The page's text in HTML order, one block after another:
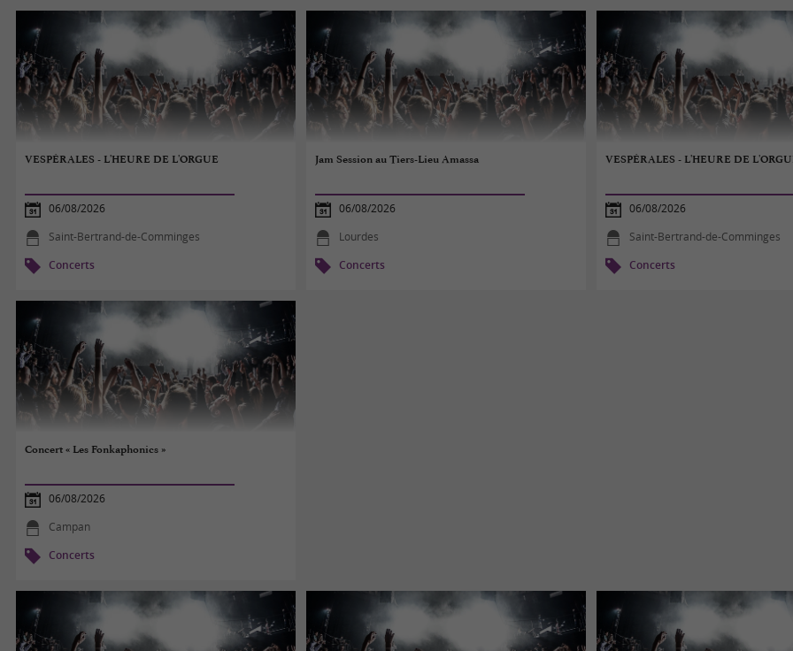
VESPÉRALES - L'HEURE DE L'ORGUE
06/08/2026
Saint-Bertrand-de-Comminges
Concerts
Jam Session au Tiers-Lieu Amassa
06/08/2026
Lourdes
Concerts
VESPÉRALES - L'HEURE DE
06/08/2026
Saint-Bertrand-de-Comminges
Concerts
Concert « Les Fonkaphonics »
06/08/2026
Campan
Concerts